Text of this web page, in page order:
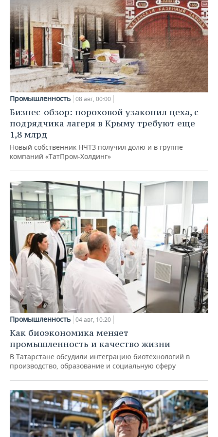
Промышленность 08 авг, 00:00
Бизнес-обзор: пороховой узаконил цеха, с
подрядчика лагеря в Крыму требуют еще
1,8 млрд
Новый собственник НЧТЗ получил долю и в группе
компаний «ТатПром-Холдинг»
Промышленность 04 авг, 10:20
Как биоэкономика меняет
промышленность и качество жизни
В Татарстане обсудили интеграцию биотехнологий в
производство, образование и социальную сферу